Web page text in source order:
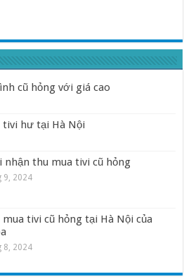
cũ hỏng với giá cao
tivi hư tại Hà Nội
nhận thu mua tivi cũ hỏng
9, 2024
tivi cũ hỏng tại Hà Nội của
8, 2024